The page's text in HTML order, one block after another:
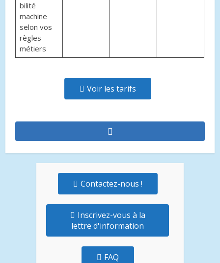
bilité
machine
selon vos
règles
métiers
Voir les tarifs
Contactez-nous !
Inscrivez-vous à la
lettre d'information
FAQ